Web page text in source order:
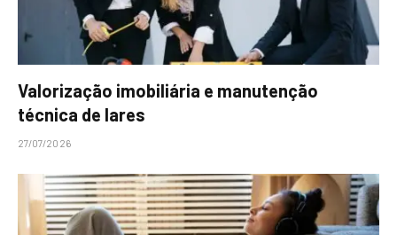
Valorização imobiliária e manutenção
técnica de lares
27/07/2026